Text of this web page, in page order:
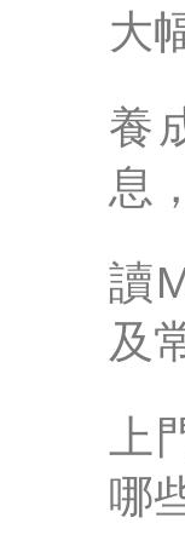
大
養
息
讀
及
哪